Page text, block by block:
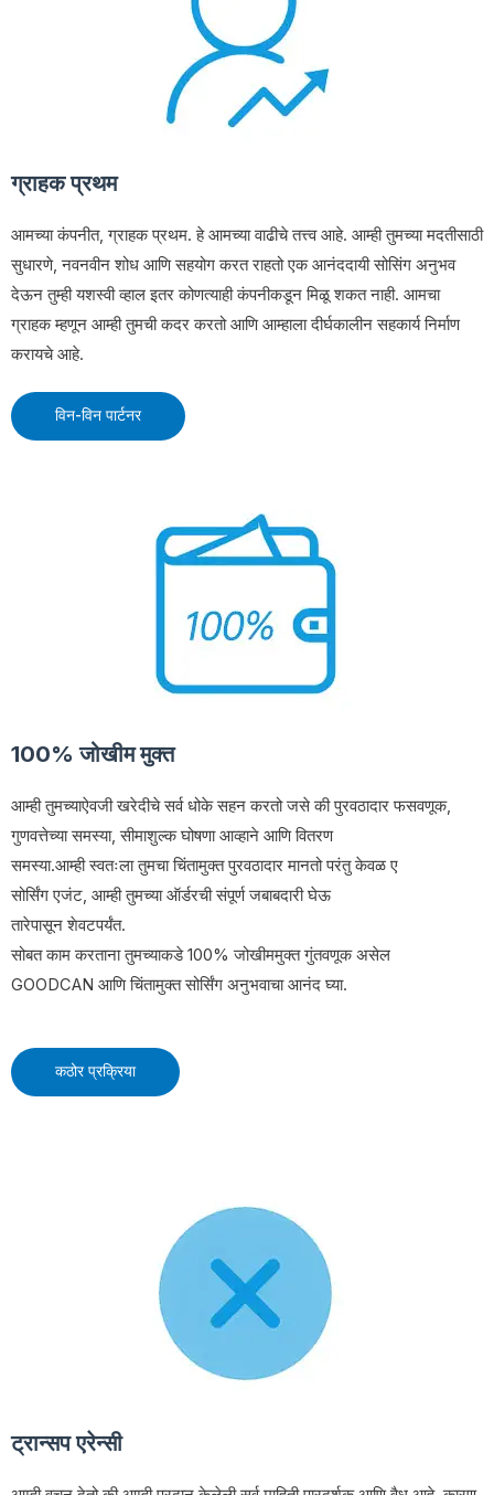
ग्राहक प्रथम
आमच्या कंपनीत, ग्राहक प्रथम. हे आमच्या वाढीचे तत्त्व आहे. आम्ही तुमच्या मदतीसाठी
सुधारणे, नवनवीन शोध आणि सहयोग करत राहतो एक आनंददायी सोसिंग अनुभव
देऊन तुम्ही यशस्वी व्हाल इतर कोणत्याही कंपनीकडून मिळू शकत नाही. आमचा
ग्राहक म्हणून आम्ही तुमची कदर करतो आणि आम्हाला दीर्घकालीन सहकार्य निर्माण
करायचे आहे.
विन-विन पार्टनर
100% जोखीम मुक्त
आम्ही तुमच्याऐवजी खरेदीचे सर्व धोके सहन करतो जसे की पुरवठादार फसवणूक,
गुणवत्तेच्या समस्या, सीमाशुल्क घोषणा आव्हाने आणि वितरण
समस्या.आम्ही स्वतःला तुमचा चिंतामुक्त पुरवठादार मानतो परंतु केवळ ए
सोर्सिंग एजंट, आम्ही तुमच्या ऑर्डरची संपूर्ण जबाबदारी घेऊ
तारेपासून शेवटपर्यंत.
सोबत काम करताना तुमच्याकडे 100% जोखीममुक्त गुंतवणूक असेल
GOODCAN आणि चिंतामुक्त सोर्सिंग अनुभवाचा आनंद घ्या.
कठोर प्रक्रिया
ट्रान्सप एरेन्सी